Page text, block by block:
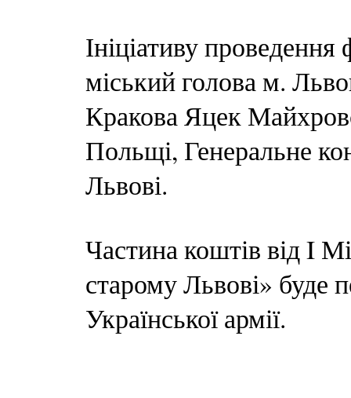
Ініціативу
міський голова м.
Кракова Яцек
Польщі, Генеральне
Львові.
Частина коштів від I
старому Львові» буде
Української армії.